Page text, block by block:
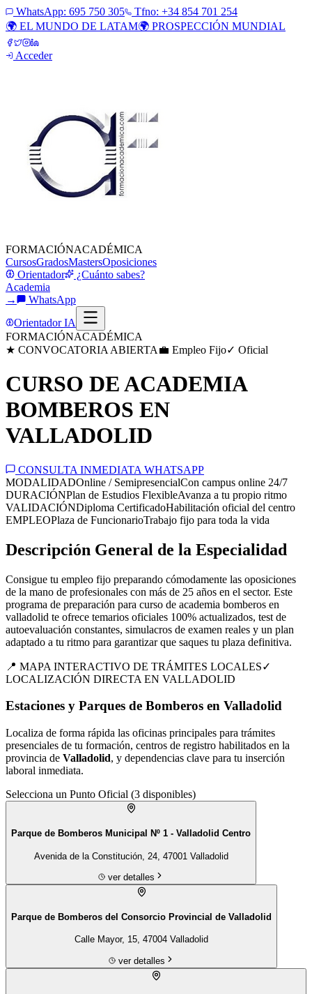
WhatsApp: 695 750 305
Tfno: +34 854 701 254
🌍 EL MUNDO DE LATAM🌍 PROSPECCIÓN MUNDIAL
Acceder
FORMACIÓNACADÉMICA
CursosGradosMastersOposiciones
Orientador
¿Cuánto sabes?
Academia
→
WhatsApp
Orientador IA
FORMACIÓNACADÉMICA
★ CONVOCATORIA ABIERTA 💼 Empleo Fijo✓ Oficial
CURSO DE ACADEMIA
BOMBEROS EN
VALLADOLID
CONSULTA INMEDIATA WHATSAPP
MODALIDADOnline / SemipresencialCon campus online 24/7
DURACIÓNPlan de Estudios FlexibleAvanza a tu propio ritmo
VALIDACIÓNDiploma CertificadoHabilitación oficial del centro
EMPLEOPlaza de FuncionarioTrabajo fijo para toda la vida
Descripción General de la Especialidad
Consigue tu empleo fijo preparando cómodamente las oposiciones
de la mano de profesionales con más de 25 años en el sector. Este
programa de preparación para curso de academia bomberos en
valladolid te ofrece temarios oficiales 100% actualizados, test de
autoevaluación constantes, simulacros de examen reales y un plan
adaptado a tu ritmo para garantizar que saques tu plaza definitiva.
📍 MAPA INTERACTIVO DE TRÁMITES LOCALES✓
LOCALIZACIÓN DIRECTA EN VALLADOLID
Estaciones y Parques de Bomberos en Valladolid
Localiza de forma rápida las oficinas principales para trámites
presenciales de tu formación, centros de registro habilitados en la
provincia de Valladolid, y dependencias clave para tu inserción
laboral inmediata.
Selecciona un Punto Oficial (3 disponibles)
Parque de Bomberos Municipal Nº 1 - Valladolid Centro
Avenida de la Constitución, 24, 47001 Valladolid
ver detalles
Parque de Bomberos del Consorcio Provincial de Valladolid
Calle Mayor, 15, 47004 Valladolid
ver detalles